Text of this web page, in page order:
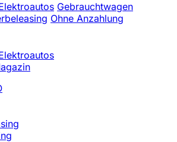
Gebrauchtwagen
Ohne Anzahlung